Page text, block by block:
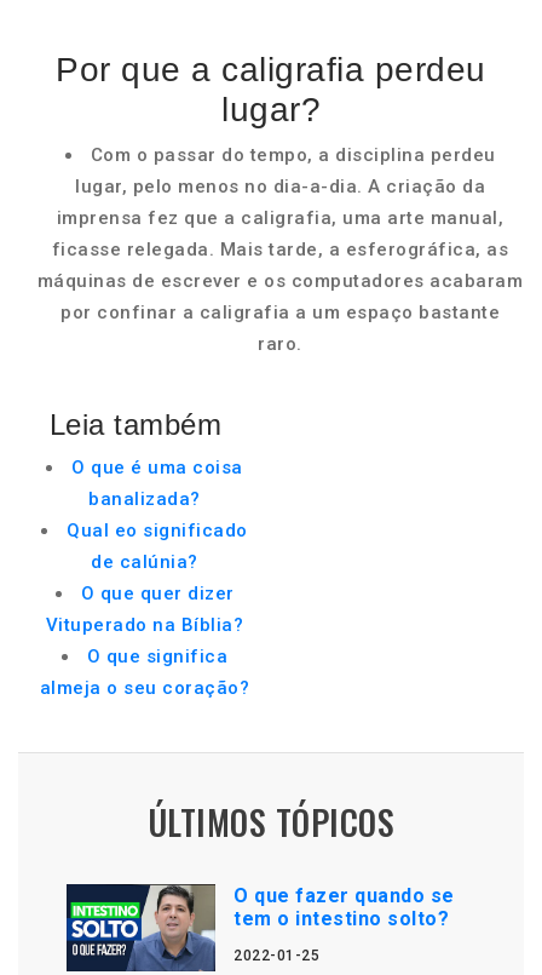
Por que a caligrafia perdeu
lugar?
Com o passar do tempo, a disciplina perdeu
lugar, pelo menos no dia-a-dia. A criação da
imprensa fez que a caligrafia, uma arte manual,
ficasse relegada. Mais tarde, a esferográfica, as
máquinas de escrever e os computadores acabaram
por confinar a caligrafia a um espaço bastante
raro.
Leia também
O que é uma coisa
banalizada?
Qual eo significado
de calúnia?
O que quer dizer
Vituperado na Bíblia?
O que significa
almeja o seu coração?
ÚLTIMOS TÓPICOS
O que fazer quando se
tem o intestino solto?
2022-01-25